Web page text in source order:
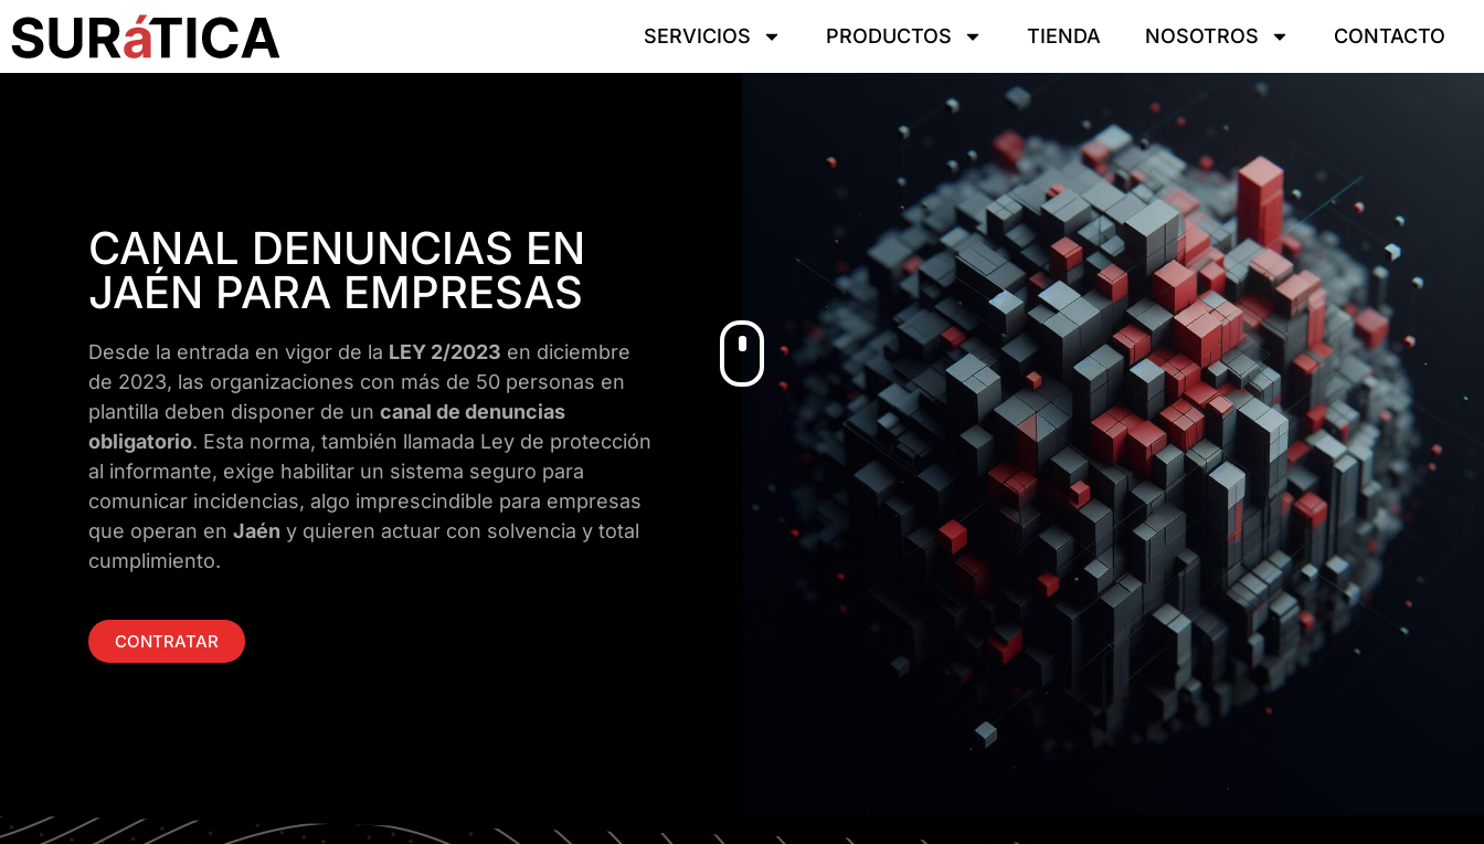
SERVICIOS PRODUCTOS TIENDA NOSOTROS CONTACTO
CANAL DENUNCIAS EN
JAÉN PARA EMPRESAS
Desde la entrada en vigor de la LEY 2/2023 en diciembre
de 2023, las organizaciones con más de 50 personas en
plantilla deben disponer de un canal de denuncias
obligatorio. Esta norma, también llamada Ley de protección
al informante, exige habilitar un sistema seguro para
comunicar incidencias, algo imprescindible para empresas
que operan en Jaén y quieren actuar con solvencia y total
cumplimiento.
CONTRATAR